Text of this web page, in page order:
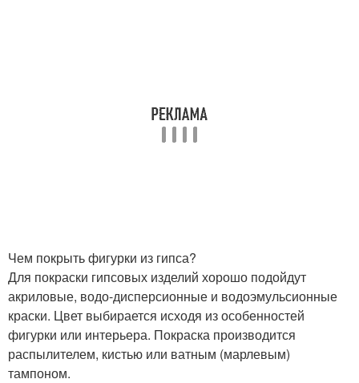
Чем покрыть фигурки из гипса?
Для покраски гипсовых изделий хорошо подойдут
акриловые, водо-дисперсионные и водоэмульсионные
краски. Цвет выбирается исходя из особенностей
фигурки или интерьера. Покраска производится
распылителем, кистью или ватным (марлевым)
тампоном.